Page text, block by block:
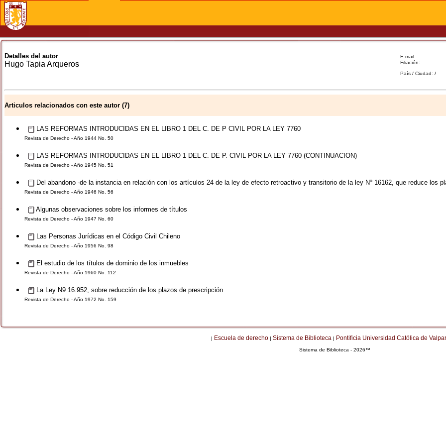
E-mail:
Filiación:
País / Ciudad: /
Detalles del autor
Hugo Tapia Arqueros
Articulos relacionados con este autor (7)
LAS REFORMAS INTRODUCIDAS EN EL LIBRO 1 DEL C. DE P CIVIL POR LA LEY 7760
Revista de Derecho - Año 1944 No. 50
LAS REFORMAS INTRODUCIDAS EN EL LIBRO 1 DEL C. DE P. CIVIL POR LA LEY 7760 (CONTINUACION)
Revista de Derecho - Año 1945 No. 51
Del abandono -de la instancia en relación con los artículos 24 de la ley de efecto retroactivo y transitorio de la ley Nº 16162, que reduce los
Revista de Derecho - Año 1946 No. 56
Algunas observaciones sobre los informes de títulos
Revista de Derecho - Año 1947 No. 60
Las Personas Jurídicas en el Código Civil Chileno
Revista de Derecho - Año 1956 No. 98
El estudio de los títulos de dominio de los inmuebles
Revista de Derecho - Año 1960 No. 112
La Ley N9 16.952, sobre reducción de los plazos de prescripción
Revista de Derecho - Año 1972 No. 159
| Escuela de derecho | Sistema de Biblioteca | Pontificia Universidad Católica de
Sistema de Biblioteca - 2026™